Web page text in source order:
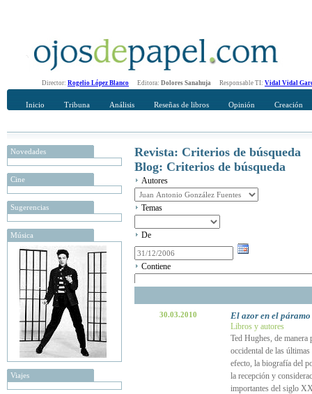
Director: Rogelio López Blanco Editora: Dolores Sanahuja Responsable TI: Vidal Vidal
Inicio Tribuna Análisis Reseñas de libros Opinión Creación
Novedades
Cine
Sugerencias
Música
Viajes
Revista: Criterios de búsqueda
Blog: Criterios de búsqueda
Autores
Temas
De
Contiene
30.03.2010 El azor en el páramo
Libros y autores
Ted Hughes, de manera
occidental de las
efecto, la biografía del
la recepción y
importantes del siglo